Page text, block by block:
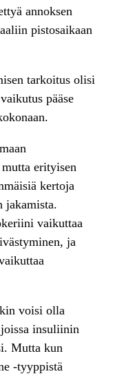
annoksen
pistosaikaan
tarkoitus olisi
pääse
erityisen
kertoja
jakamista.
vaikuttaa
ja
voisi olla
insuliinin
Mutta kun
-tyyppistä